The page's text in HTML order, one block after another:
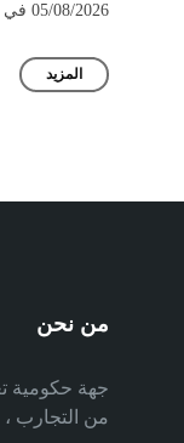
05/08/2026 في
المزيد
من نحن
جهة حكومية
من التجارب